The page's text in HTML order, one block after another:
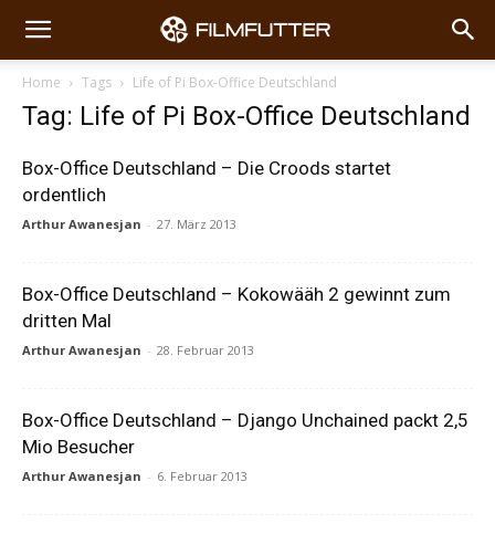
Home Tags Life of Pi Box-Office Deutschland
Tag: Life of Pi Box-Office Deutschland
Box-Office Deutschland – Die Croods startet
ordentlich
Arthur Awanesjan - 27. März 2013
Box-Office Deutschland – Kokowääh 2 gewinnt zum
dritten Mal
Arthur Awanesjan - 28. Februar 2013
Box-Office Deutschland – Django Unchained packt 2,5
Mio Besucher
Arthur Awanesjan - 6. Februar 2013